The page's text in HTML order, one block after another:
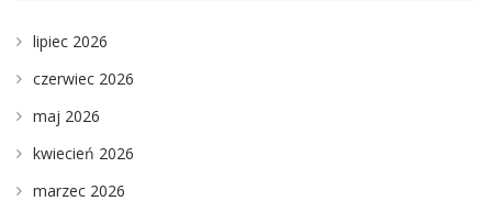
lipiec 2026
czerwiec 2026
maj 2026
kwiecień 2026
marzec 2026